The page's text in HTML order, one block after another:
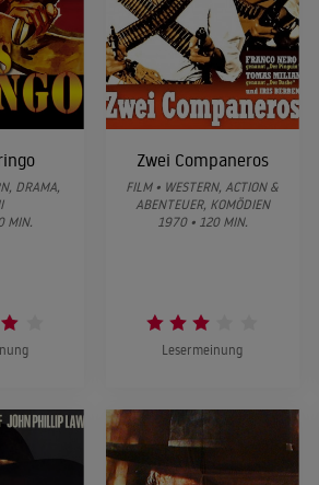
DRAMA,
MIN.
Zwei Companeros
FILM • WESTERN, ACTION &
ABENTEUER, KOMÖDIEN
1970 • 120 MIN.
Lesermeinung